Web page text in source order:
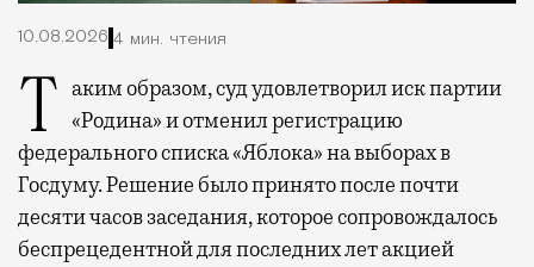
10.08.2026 4 мин. чтения
Таким образом, суд удовлетворил иск партии «Родина» и отменил регистрацию
федерального списка «Яблока» на выборах в
Госдуму. Решение было принято после почти
десяти часов заседания, которое сопровождалось
беспрецедентной для последних лет акцией